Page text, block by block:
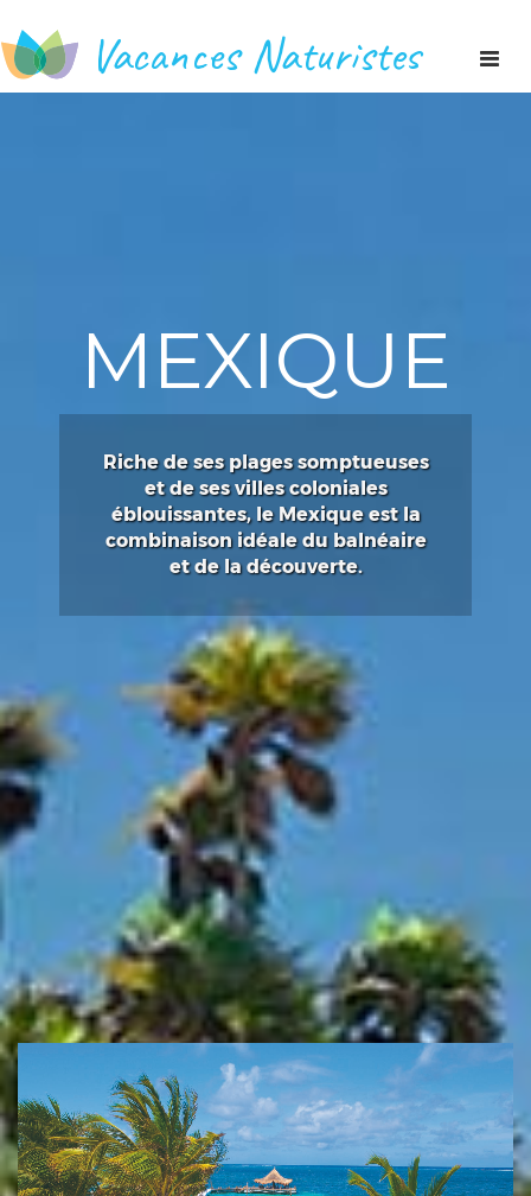
Vacances Naturistes
MEXIQUE
Riche de ses plages somptueuses
et de ses villes coloniales
éblouissantes, le Mexique est la
combinaison idéale du balnéaire
et de la découverte.